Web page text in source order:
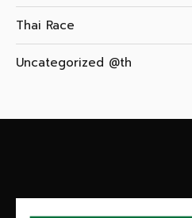
Thai Race
Uncategorized @th